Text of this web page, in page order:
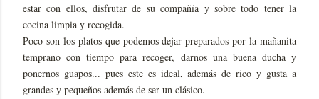
estar con ellos, disfrutar de su compañía y sobre todo tener la
cocina limpia y recogida.
Poco son los platos que podemos dejar preparados por la mañanita
temprano con tiempo para recoger, darnos una buena ducha y
ponernos guapos... pues este es ideal, además de rico y gusta a
grandes y pequeños además de ser un clásico.